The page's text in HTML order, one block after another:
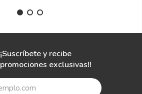
¡Suscríbete y recibe
promociones exclusivas!!